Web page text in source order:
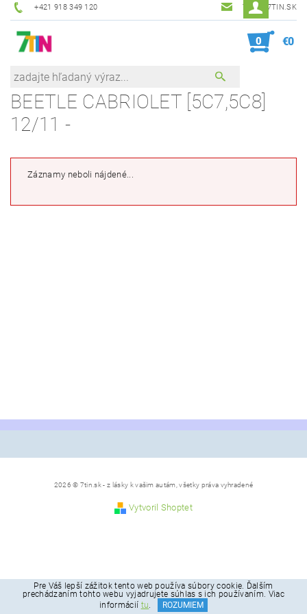
+421 918 349 120 7TIN@7TIN.SK
0 €0
BEETLE CABRIOLET [5C7,5C8]
12/11 -
Záznamy neboli nájdené...
2026 © 7tin.sk - z lásky k vašim autám, všetky práva vyhradené
Vytvoril Shoptet
Pre Váš lepší zážitok tento web používa súbory cookie. Ďalším
prechádzaním tohto webu vyjadrujete súhlas s ich používaním. Viac
informácií tu ROZUMIEM